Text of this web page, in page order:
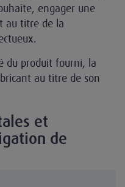
engager une
au titre de la
du produit fourni, la
au titre de son
et
de